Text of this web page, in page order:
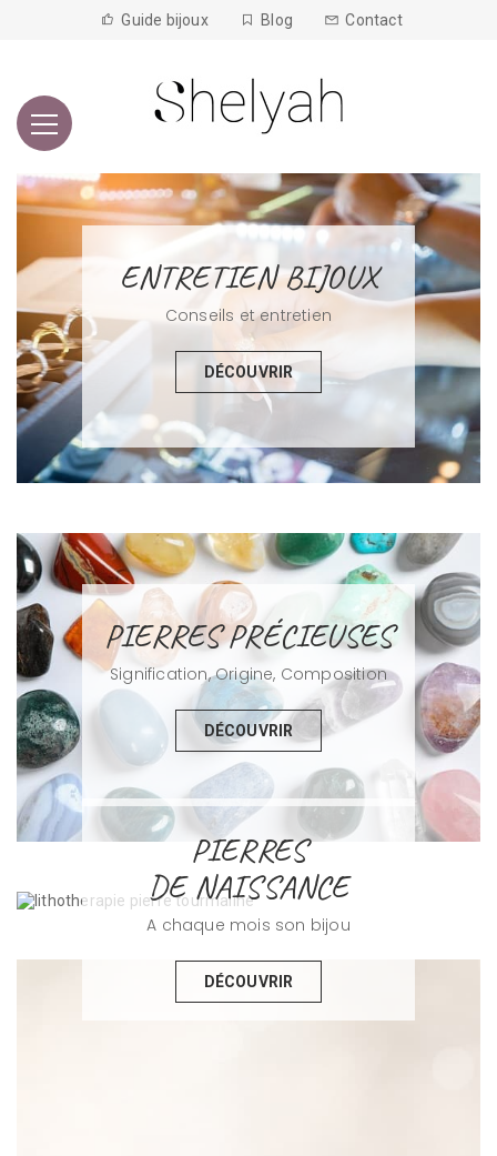
Guide bijoux Blog Contact
ENTRETIEN BIJOUX
Conseils et entretien
DÉCOUVRIR
PIERRES PRÉCIEUSES
Signification, Origine, Composition
DÉCOUVRIR
PIERRES
DE NAISSANCE
A chaque mois son bijou
DÉCOUVRIR